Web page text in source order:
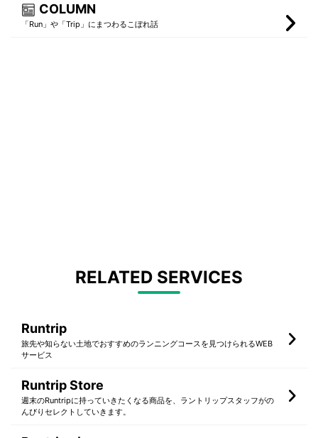
COLUMN
「Run」や「Trip」にまつわるこぼれ話
RELATED SERVICES
Runtrip
旅先や知らない土地でおすすめのランニングコースを見つけられるWEB
サービス
Runtrip Store
週末のRuntripに持っていきたくなる商品を、ラントリップスタッフがの
んびりセレクトしていきます。